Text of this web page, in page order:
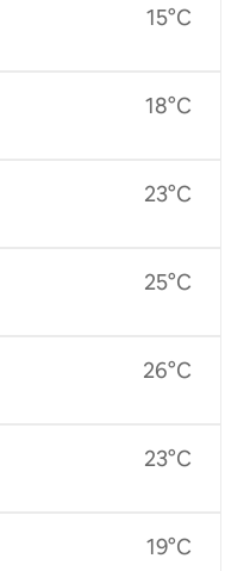
15°C
18°C
23°C
25°C
26°C
23°C
19°C